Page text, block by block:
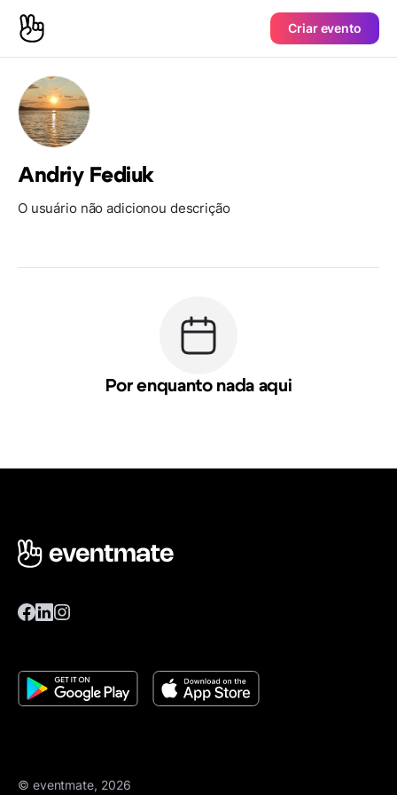
Criar evento
Andriy Fediuk
O usuário não adicionou descrição
Por enquanto nada aqui
© eventmate, 2026